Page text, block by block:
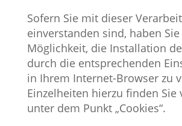
Sofern Sie mit dieser
einverstanden sind, haben
Möglichkeit, die Installation
durch die entsprechenden
in Ihrem Internet-Browser zu
Einzelheiten hierzu finden Sie
unter dem Punkt „Cookies“.